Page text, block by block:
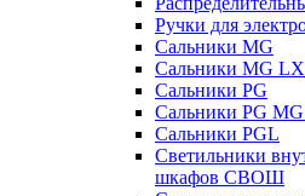
Ручки для
Сальники MG
Сальники MG LX
Сальники PG
Сальники PG
Сальники PGL
Светильники
шкафов СВОШ